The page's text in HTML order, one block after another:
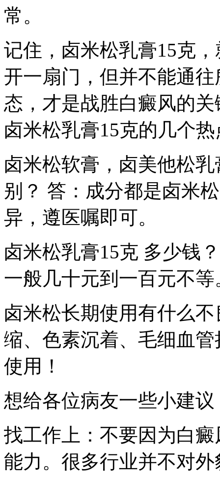
常。
记住，卤米松乳膏15克
开一扇门，但并不能通
态，才是战胜白癜风的
卤米松乳膏15克的几个
卤米松软膏，卤美他松
别？ 答：成分都是卤米
异，遵医嘱即可。
卤米松乳膏15克 多少钱
一般几十元到一百元不等
卤米松长期使用有什么
缩、色素沉着、毛细血
使用！
想给各位病友一些小建议
找工作上：不要因为白
能力。很多行业并不对